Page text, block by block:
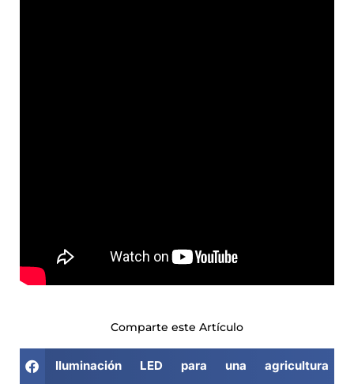
Comparte este Artículo
Iluminación LED para una agricultura